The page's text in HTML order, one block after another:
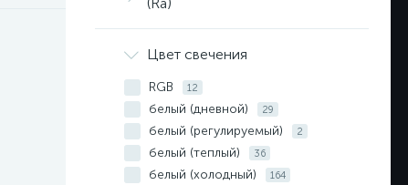
Цвет свечения
RGB 12
белый (дневной) 29
белый (регулируемый) 2
белый (теплый) 36
белый (холодный) 164